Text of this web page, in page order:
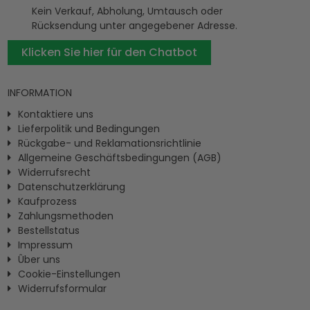
Kein Verkauf, Abholung, Umtausch oder
Rücksendung unter angegebener Adresse.
Klicken Sie hier für den Chatbot
INFORMATION
Kontaktiere uns
Lieferpolitik und Bedingungen
Rückgabe- und Reklamationsrichtlinie
Allgemeine Geschäftsbedingungen (AGB)
Widerrufsrecht
Datenschutzerklärung
Kaufprozess
Zahlungsmethoden
Bestellstatus
Impressum
Ûber uns
Cookie-Einstellungen
Widerrufsformular